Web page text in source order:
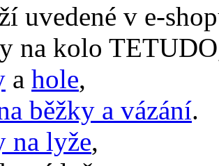
uvedené v e-
na kolo
a hole,
běžky a vázání.
na lyže,